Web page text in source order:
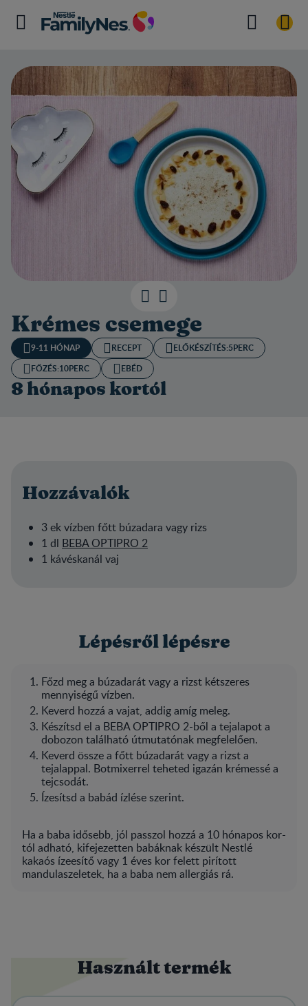
Krémes csemege
9-11 HÓNAP RECEPT ELŐKÉSZÍTÉS:​5PERC
FŐZÉS:10PERC EBÉD
8 hónapos kortól
Hozzávalók
3 ek vízben főtt búzadara vagy rizs
1 dl BEBA OPTIPRO 2
1 kávéskanál vaj
Lépésről lépésre
Főzd meg a búzadarát vagy a rizst kétszeres
mennyiségű vízben.
Keverd hozzá a vajat, addig amíg meleg.
Készítsd el a BEBA OPTIPRO 2-ből a tejalapot a
dobozon található útmutatónak megfelelően.
Keverd össze a főtt búzadarát vagy a rizst a
tejalappal. Botmixerrel teheted igazán krémessé a
tejcsodát.
Ízesítsd a babád ízlése szerint.
Ha a baba idősebb, jól passzol hozzá a 10 hónapos kor-
tól adható, kifejezetten babáknak készült Nestlé
kakaós ízeesítő vagy 1 éves kor felett pirított
mandulaszeletek, ha a baba nem allergiás rá.
Használt termék